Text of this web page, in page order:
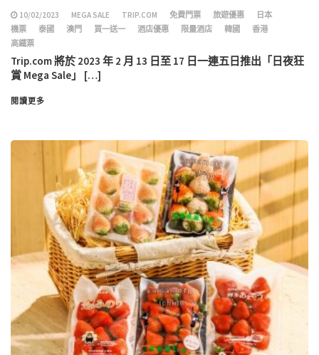
10/02/2023 MEGA SALE TRIP.COM 免費門票 旅遊優惠
日本
機票
泰國 澳門 買一送一 酒店優惠 限量酒店 韓國
香港
高鐵票
Trip.com 將於 2023 年 2 月 13 日至 17 日一連五日推出「日夜狂
賞 Mega Sale」 […]
閱讀更多